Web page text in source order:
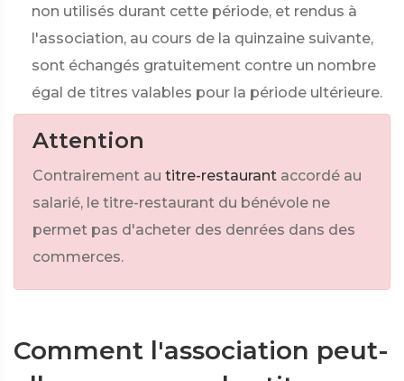
non utilisés durant cette période, et rendus à
l'association, au cours de la quinzaine suivante,
sont échangés gratuitement contre un nombre
égal de titres valables pour la période ultérieure.
Attention
Contrairement au titre-restaurant accordé au
salarié, le titre-restaurant du bénévole ne
permet pas d'acheter des denrées dans des
commerces.
Comment l'association peut-